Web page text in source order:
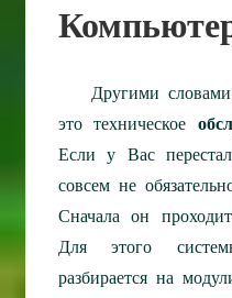
Другими словами
это техническое
Если у Вас
совсем не
Сначала он
Для этого
разбирается на